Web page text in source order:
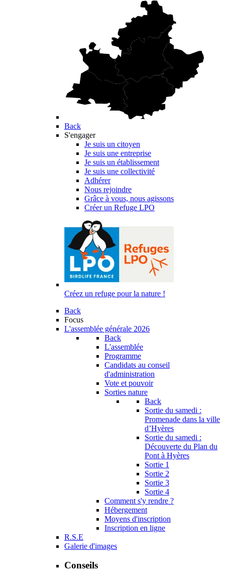
Back
S'engager
Je suis un citoyen
Je suis une entreprise
Je suis un établissement
Je suis une collectivité
Adhérer
Nous rejoindre
Grâce à vous, nous agissons
Créer un Refuge LPO
Créez un refuge pour la nature !
Back
Focus
L'assemblée générale 2026
Back
L'assemblée
Programme
Candidats au conseil
d'administration
Vote et pouvoir
Sorties nature
Back
Sortie du samedi :
Promenade dans la ville
d’Hyères
Sortie du samedi :
Découverte du Plan du
Pont à Hyères
Sortie 1
Sortie 2
Sortie 3
Sortie 4
Comment s'y rendre ?
Hébergement
Moyens d'inscription
Inscription en ligne
R.S.E
Galerie d'images
Conseils